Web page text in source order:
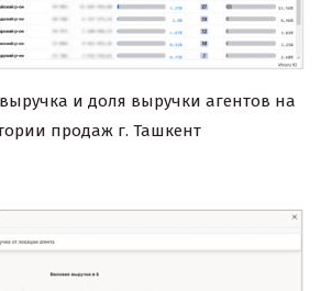
и доля выручки агентов на
продаж г. Ташкент